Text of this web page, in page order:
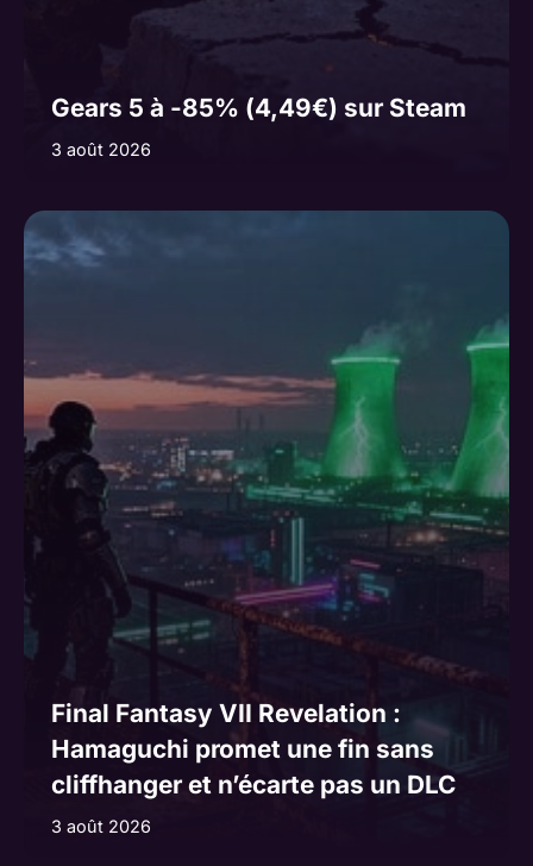
Gears 5 à -85% (4,49€) sur Steam
3 août 2026
Final Fantasy VII Revelation :
Hamaguchi promet une fin sans
cliffhanger et n’écarte pas un DLC
3 août 2026